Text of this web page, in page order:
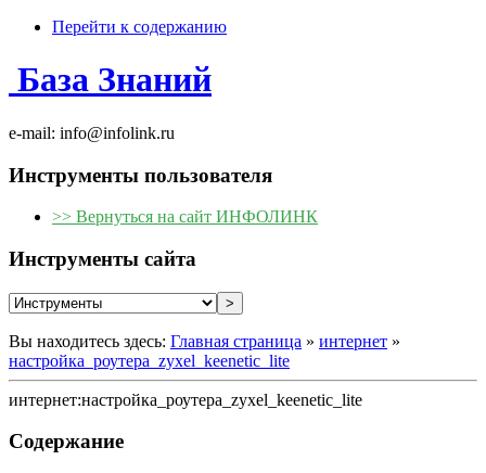
Перейти к содержанию
База Знаний
e-mail: info@infolink.ru
Инструменты пользователя
>> Вернуться на сайт ИНФОЛИНК
Инструменты сайта
Вы находитесь здесь: Главная страница » интернет »
настройка_роутера_zyxel_keenetic_lite
интернет:настройка_роутера_zyxel_keenetic_lite
Содержание